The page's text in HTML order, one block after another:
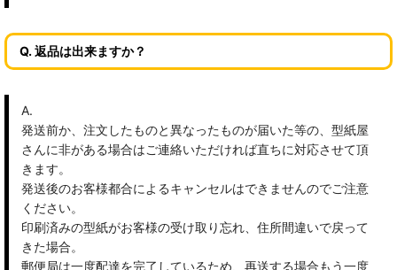
Q. 返品は出来ますか？
A.
発送前か、注文したものと異なったものが届いた等の、型紙屋
さんに非がある場合はご連絡いただければ直ちに対応させて頂
きます。
発送後のお客様都合によるキャンセルはできませんのでご注意
ください。
印刷済みの型紙がお客様の受け取り忘れ、住所間違いで戻って
きた場合。
郵便局は一度配達を完了しているため、再送する場合もう一度